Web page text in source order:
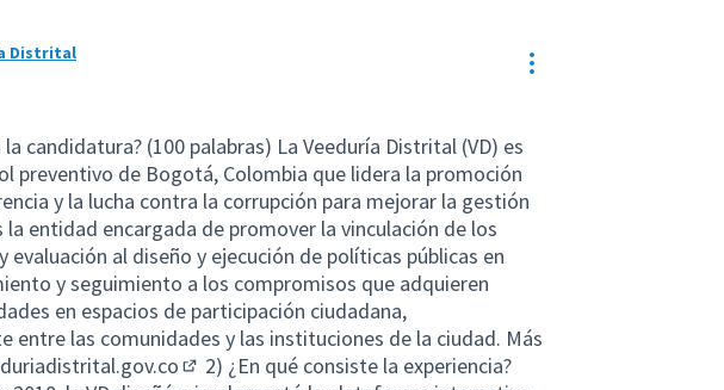
Distrital
Resource controls
la candidatura? (100 palabras) La Veeduría Distrital (VD) es
preventivo de Bogotá, Colombia que lidera la promoción
y la lucha contra la corrupción para mejorar la gestión
la entidad encargada de promover la vinculación de los
al diseño y ejecución de políticas públicas en
y seguimiento a los compromisos que adquieren
en espacios de participación ciudadana,
entre las comunidades y las instituciones de la ciudad. Más
2) ¿En qué consiste la experiencia?